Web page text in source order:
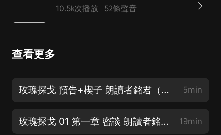
10.5k次播放 52條聲音
查看更多
玫瑰探戈 預告+楔子 朗讀者銘君（新書，巨好！求訂閱！） 5min
玫瑰探戈 01 第一章 密談 朗讀者銘君（新書，巨好！求訂閱！） 19min